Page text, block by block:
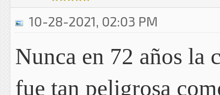
10-28-2021, 02:03 PM
Nunca en 72 años la
fue tan peligrosa